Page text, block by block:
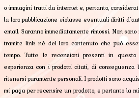
o immagini tratti da internet e, pertanto,
la loro pubblicazione violasse eventuali diritti
email. Saranno immediatamente rimossi. Non
tramite link né del loro contenuto che può
tempo. Tutte le recensioni presenti in
esperienza con i prodotti citati, di conseguenza
ritenersi puramente personali. I prodotti sono
mi paga per recensire un prodotto, e pertanto la